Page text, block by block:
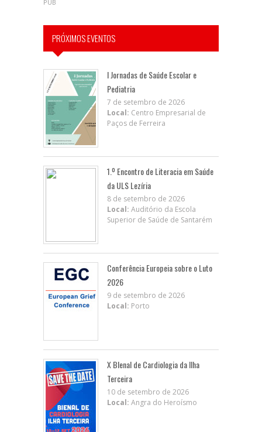
PUB
PRÓXIMOS EVENTOS
I Jornadas de Saúde Escolar e
Pediatria
7 de setembro de 2026
Local: Centro Empresarial de
Paços de Ferreira
1.º Encontro de Literacia em Saúde
da ULS Lezíria
8 de setembro de 2026
Local: Auditório da Escola
Superior de Saúde de Santarém
Conferência Europeia sobre o Luto
2026
9 de setembro de 2026
Local: Porto
X BIenal de Cardiologia da Ilha
Terceira
10 de setembro de 2026
Local: Angra do Heroísmo